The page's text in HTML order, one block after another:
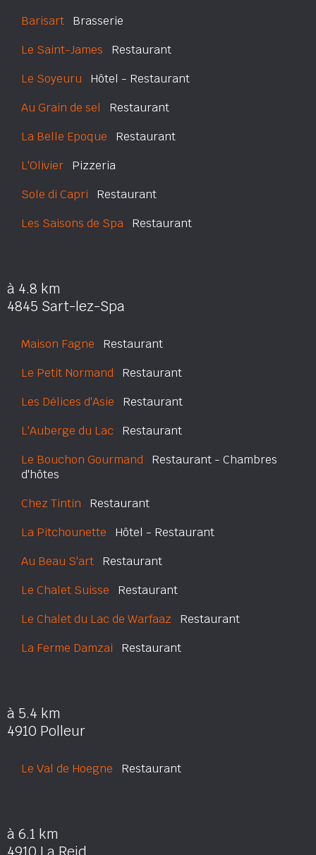
Barisart Brasserie
Le Saint-James Restaurant
Le Soyeuru Hôtel - Restaurant
Au Grain de sel Restaurant
La Belle Epoque Restaurant
L'Olivier Pizzeria
Sole di Capri Restaurant
Les Saisons de Spa Restaurant
à 4.8 km
4845 Sart-lez-Spa
Maison Fagne Restaurant
Le Petit Normand Restaurant
Les Délices d'Asie Restaurant
L'Auberge du Lac Restaurant
Le Bouchon Gourmand Restaurant - Chambres
d'hôtes
Chez Tintin Restaurant
La Pitchounette Hôtel - Restaurant
Au Beau S'art Restaurant
Le Chalet Suisse Restaurant
Le Chalet du Lac de Warfaaz Restaurant
La Ferme Damzai Restaurant
à 5.4 km
4910 Polleur
Le Val de Hoegne Restaurant
à 6.1 km